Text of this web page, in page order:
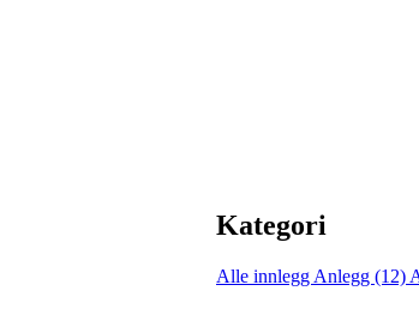
Kategori
Alle innlegg Anlegg (12)